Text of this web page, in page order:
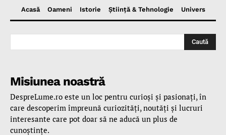
Acasă Oameni Istorie Ştiinţă & Tehnologie Univers
Caută
Misiunea noastră
DespreLume.ro este un loc pentru curioşi şi pasionaţi, în
care descoperim împreună curiozităţi, noutăţi şi lucruri
interesante care pot doar să ne aducă un plus de
cunoştinţe.